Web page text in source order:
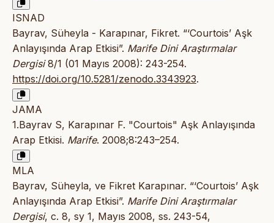
ISNAD
Bayrav, Süheyla - Karapınar, Fikret. “‘Courtois’ Aşk
Anlayışında Arap Etkisi”. Marife Dini Araştırmalar
Dergisi8/1 (01 Mayıs 2008): 243-254.
https://doi.org/10.5281/zenodo.3343923.
JAMA
1.Bayrav S, Karapınar F. "Courtois" Aşk Anlayışında
Arap Etkisi. Marife. 2008;8:243–254.
MLA
Bayrav, Süheyla, ve Fikret Karapınar. “‘Courtois’ Aşk
Anlayışında Arap Etkisi”. Marife Dini Araştırmalar
Dergisi, c. 8, sy 1, Mayıs 2008, ss. 243-54,